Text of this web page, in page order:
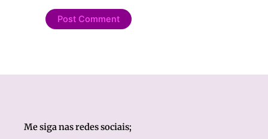
Me siga nas redes sociais;